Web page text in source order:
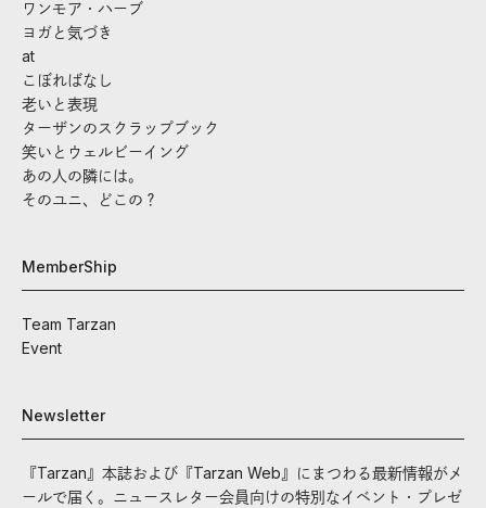
ワンモア・ハーブ
ヨガと気づき
at
こぼればなし
老いと表現
ターザンのスクラップブック
笑いとウェルビーイング
あの人の隣には。
そのユニ、どこの？
MemberShip
Team Tarzan
Event
Newsletter
『Tarzan』本誌および『Tarzan Web』にまつわる最新情報がメ
ールで届く。ニュースレター会員向けの特別なイベント・プレゼ